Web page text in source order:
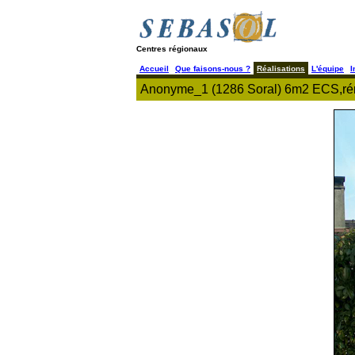
Centres régionaux
Accueil Que faisons-nous ? Réalisations L'équipe
Anonyme_1 (1286 Soral) 6m2